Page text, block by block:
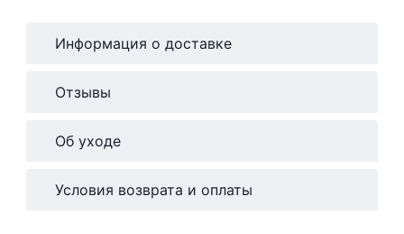
Информация о доставке
Отзывы
Об уходе
Условия возврата и оплаты